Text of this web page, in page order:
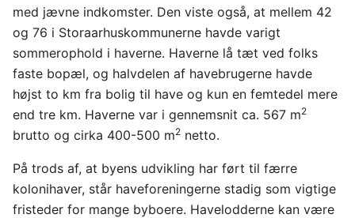
med jævne indkomster. Den viste også, at mellem 42
og 76 i Storaarhuskommunerne havde varigt
sommerophold i haverne. Haverne lå tæt ved folks
faste bopæl, og halvdelen af havebrugerne havde
højst to km fra bolig til have og kun en femtedel mere
end tre km. Haverne var i gennemsnit ca. 567 m2
brutto og cirka 400-500 m2 netto.
På trods af, at byens udvikling har ført til færre
kolonihaver, står haveforeningerne stadig som vigtige
fristeder for mange byboere. Havelodderne kan være